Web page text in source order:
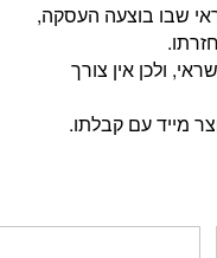
שבו בוצעה העסקה,
ולכן אין צורך
מייד עם קבלתו.
Add